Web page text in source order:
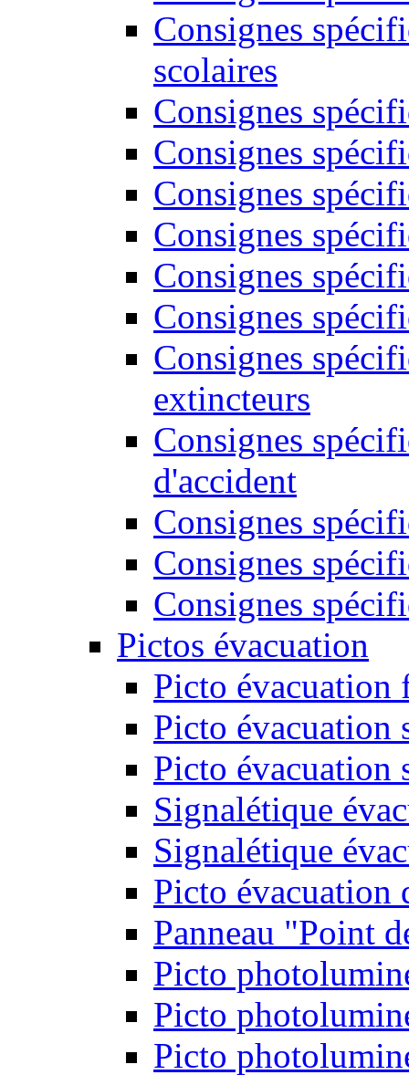
Consignes
scolaires
Consignes
Consignes
Consignes
Consignes
Consignes
Consignes
Consignes
extincteurs
Consignes
d'accident
Consignes
Consignes
Consignes
Pictos évacuation
Picto évacuation
Picto évacuation
Picto évacuation
Signalétique
Signalétique
Picto évacuation
Panneau "Point
Picto
Picto
Picto